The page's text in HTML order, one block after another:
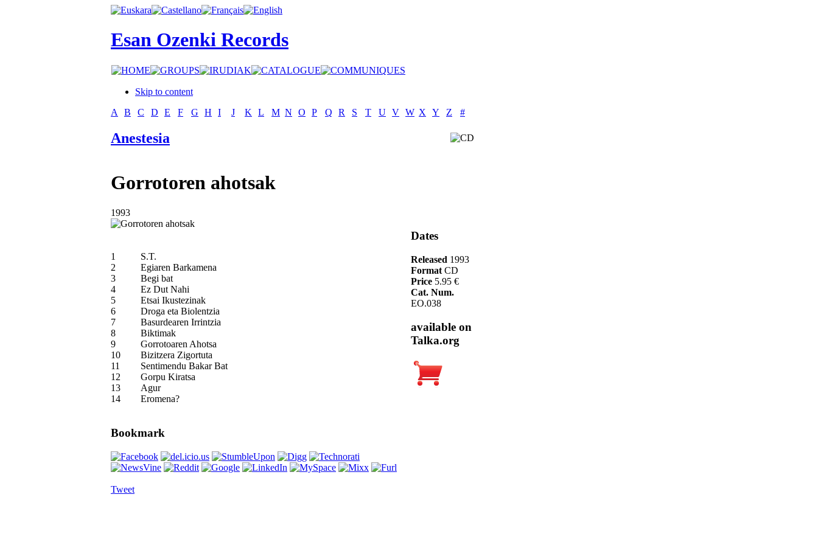
Esan Ozenki Records
Skip to content
A
B C D E F G H I J K L M N O P Q R S T U V W X Y Z #
Anestesia
Gorrotoren ahotsak
1993
1
S.T.
2
Egiaren Barkamena
3
Begi bat
4
Ez Dut Nahi
5
Etsai Ikustezinak
6
Droga eta Biolentzia
7
Basurdearen Irrintzia
8
Biktimak
9
Gorrotoaren Ahotsa
10
Bizitzera Zigortuta
11
Sentimendu Bakar Bat
12
Gorpu Kiratsa
13
Agur
14
Eromena?
Bookmark
Tweet
Dates
Released 1993
Format CD
Price 5.95 €
Cat. Num.
EO.038
available on
Talka.org